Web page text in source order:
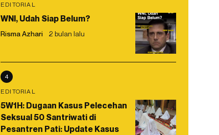
EDITORIAL
WNI, Udah Siap Belum?
Risma Azhari 2 bulan lalu
4
EDITORIAL
5W1H: Dugaan Kasus Pelecehan
Seksual 50 Santriwati di
Pesantren Pati: Update Kasus